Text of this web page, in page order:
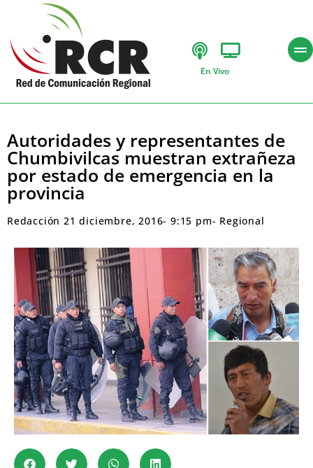
En Vivo
Autoridades y representantes de
Chumbivilcas muestran extrañeza
por estado de emergencia en la
provincia
Redacción 21 diciembre, 2016- 9:15 pm- Regional